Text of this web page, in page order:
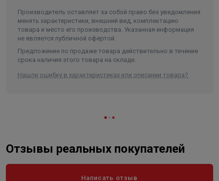
Производитель оставляет за собой право без уведомления
менять характеристики, внешний вид, комплектацию
товара и место его производства. Указанная информация
не является публичной офертой.
Предложение по продаже товара действительно в течение
срока наличия этого товара на складе.
Нашли ошибку в характеристиках или описании товара?
Отзывы реальных покупателей
Написать отзыв